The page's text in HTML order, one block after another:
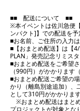
■■ 配送について ■■
※本イベントは佐川急便
ンパクト]】での配送を予
■お名前、ご住所の入力
■【おまとめ配送】は【
PLAN」発売記念リミス
■おまとめ配送をご希望
（990円）がかかります
■おまとめ配送ご希望の
かり（離島別途追加）、
として310円がかかります
※おまとめ配送はまと
プロジェクトが対象とな